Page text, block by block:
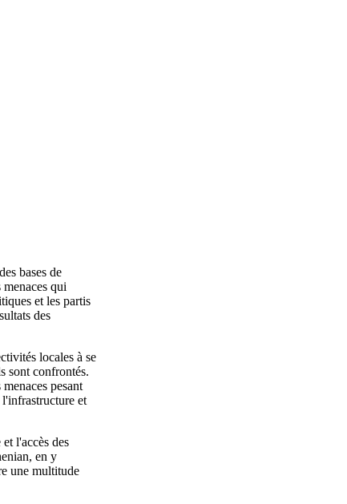
bases de
qui
et les partis
des
locales à se
sont confrontés.
pesant
et
l'accès des
en y
une multitude